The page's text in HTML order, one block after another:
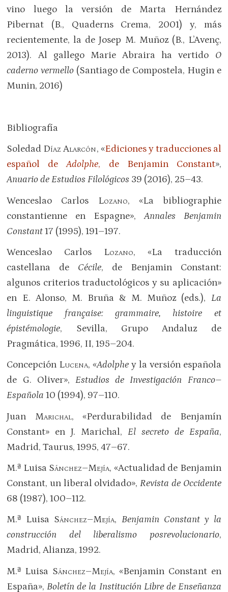
vino luego la versión de Marta Hernández
Pibernat (B., Quaderns Crema, 2001) y, más
recientemente, la de Josep M. Muñoz (B., L’Avenç,
2013). Al gallego Marie Abraira ha vertido O
caderno vermello (Santiago de Compostela, Hugin e
Munin, 2016)
Bibliografía
Soledad Díaz Alarcón, «Ediciones y traducciones al
español deAdolphe, de Benjamin Constant»,
Anuario de Estudios Filológicos 39 (2016), 25–43.
Wenceslao Carlos Lozano, «La bibliographie
constantienne en Espagne»,Annales Benjamin
Constant17 (1995), 191–197.
Wenceslao Carlos Lozano, «La traducción
castellana de Cécile, de Benjamin Constant:
algunos criterios traductológicos y su aplicación»
en E. Alonso, M. Bruña & M. Muñoz (eds.), La
linguistique française: grammaire, histoire et
épistémologie, Sevilla, Grupo Andaluz de
Pragmática, 1996, II, 195–204.
Concepción Lucena, «Adolphey la versión española
de G. Oliver», Estudios de Investigación Franco–
Española10 (1994), 97–110.
Juan Marichal, «Perdurabilidad de Benjamín
Constant» en J. Marichal, El secreto de España,
Madrid, Taurus, 1995, 47–67.
M.ª Luisa Sánchez–Mejía, «Actualidad de Benjamin
Constant, un liberal olvidado»,Revista de Occidente
68 (1987), 100–112.
M.ª Luisa Sánchez–Mejía, Benjamin Constant y la
construcción del liberalismo posrevolucionario,
Madrid, Alianza, 1992.
M.ª Luisa Sánchez–Mejía, «Benjamin Constant en
España»,Boletín de la Institución Libre de Enseñanza